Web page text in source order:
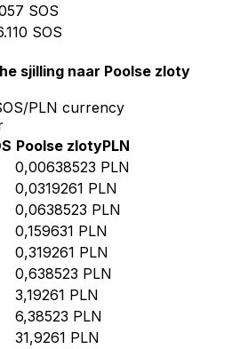
SOS
SOS
sjilling naar Poolse zloty
PLN currency
Poolse zlotyPLN
0,00638523 PLN
0,0319261 PLN
0,0638523 PLN
0,159631 PLN
0,319261 PLN
0,638523 PLN
3,19261 PLN
6,38523 PLN
31,9261 PLN